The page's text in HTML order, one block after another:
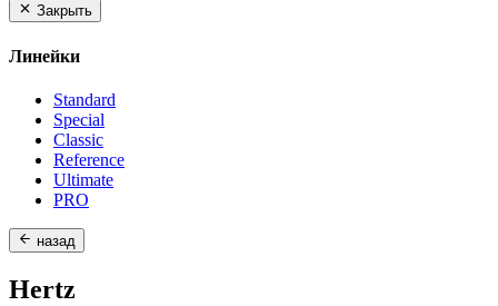
Закрыть
Линейки
Standard
Special
Classic
Reference
Ultimate
PRO
назад
Hertz